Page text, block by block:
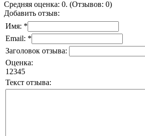
Средняя оценка: 0. (Отзывов: 0)
Добавить отзыв:
Имя: *
Email: *
Заголовок отзыва:
Оценка:
1 2345
Текст отзыва: